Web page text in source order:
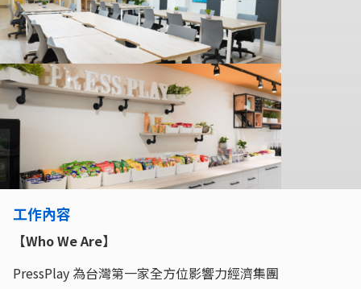
工作內容
【Who We Are】
PressPlay 為台灣第一家全方位影響力經濟集團